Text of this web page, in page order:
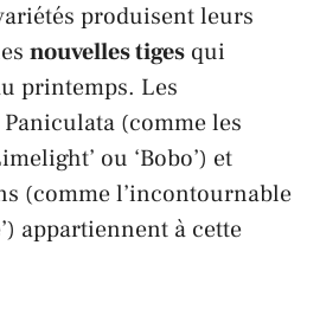
produisent leurs
nouvelles tiges qui
printemps. Les
Paniculata (comme les
ou ‘Bobo’) et
(comme l’incontournable
appartiennent à cette